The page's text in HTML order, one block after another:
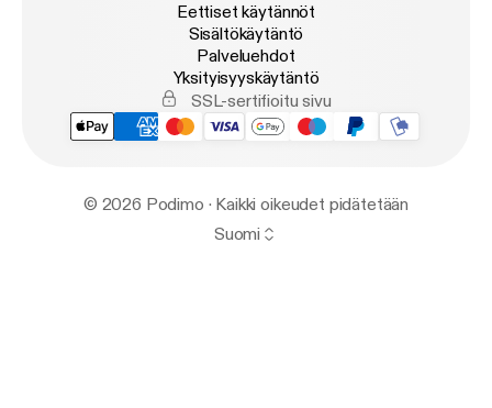
Eettiset käytännöt
Sisältökäytäntö
Palveluehdot
Yksityisyyskäytäntö
SSL-sertifioitu sivu
© 2026 Podimo · Kaikki oikeudet pidätetään
Suomi